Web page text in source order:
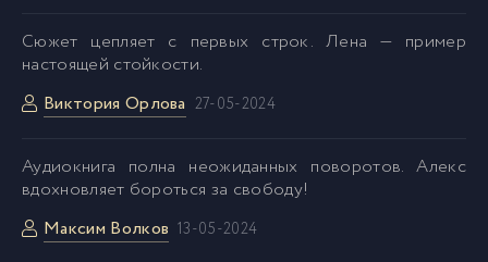
Сюжет цепляет с первых строк. Лена — пример
настоящей стойкости.
Виктория Орлова 27-05-2024
Аудиокнига полна неожиданных поворотов. Алекс
вдохновляет бороться за свободу!
Максим Волков 13-05-2024